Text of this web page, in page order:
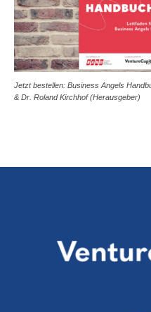
Jetzt bestellen: Business Angels
& Dr. Roland Kirchhof (Herausgeber)